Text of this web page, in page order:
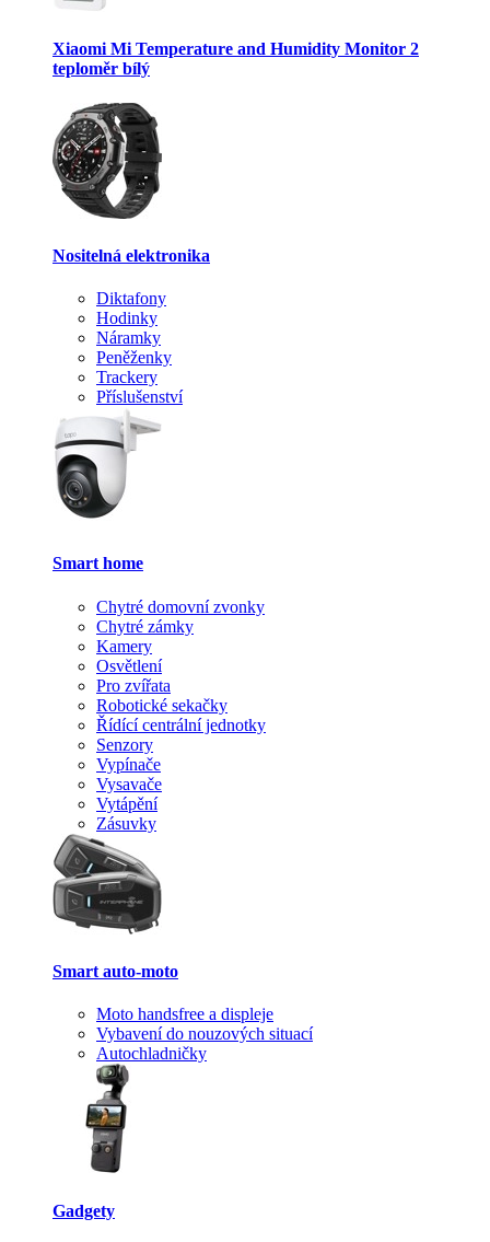
Xiaomi Mi Temperature and Humidity Monitor 2
teploměr bílý
Nositelná elektronika
Diktafony
Hodinky
Náramky
Peněženky
Trackery
Příslušenství
Smart home
Chytré domovní zvonky
Chytré zámky
Kamery
Osvětlení
Pro zvířata
Robotické sekačky
Řídící centrální jednotky
Senzory
Vypínače
Vysavače
Vytápění
Zásuvky
Smart auto-moto
Moto handsfree a displeje
Vybavení do nouzových situací
Autochladničky
Gadgety